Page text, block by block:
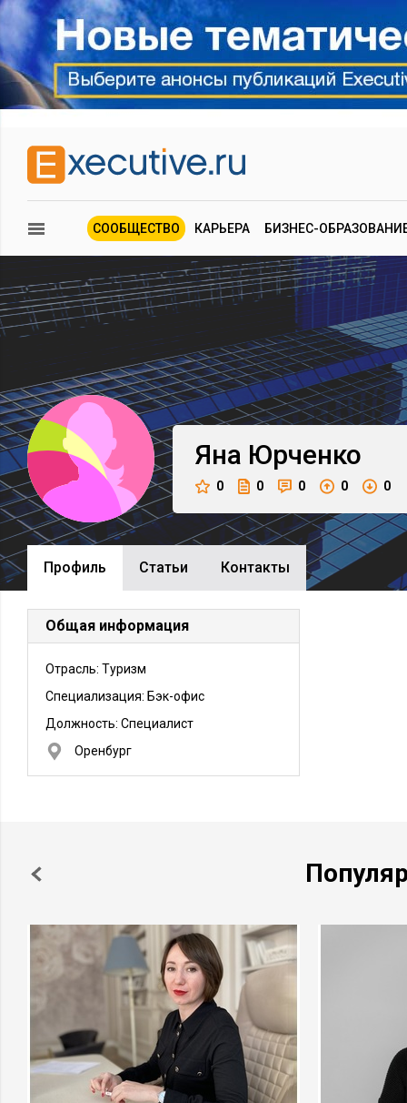
СООБЩЕСТВО КАРЬЕРА БИЗНЕС-
Яна Юрченко
0 0 0 0 0
Профиль Cтатьи Контакты
Общая информация
Отрасль: Туризм
Специализация: Бэк-офис
Должность: Специалист
Оренбург